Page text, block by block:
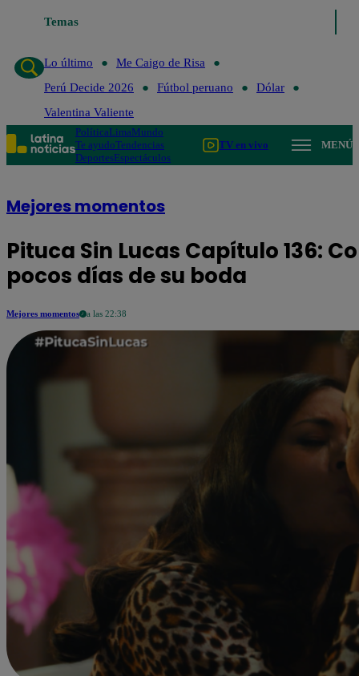
Temas
Lo último
Lo último
Me Caigo de Risa
Perú Decide 2026
Fútbol peruano
Dólar
Valentina Valiente
PolíticaLimaMundo
Te ayudoTendencias
DeportesEspectáculos
TV en vivo MENÚ
Mejores momentos
Pituca Sin Lucas Capítulo 136:
pocos días de su boda
Mejores momentos a las 22:38